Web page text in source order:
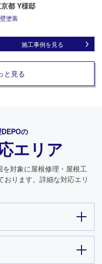
都 Y様邸
塗装
施工事例を見る
と見る
の
エリア
を対象に屋根修理・屋根工
おります。詳細な対応エリ